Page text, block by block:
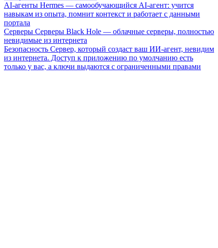
AI-агенты Hermes — самообучающийся AI-агент: учится
навыкам из опыта, помнит контекст и работает с данными
портала
Серверы Серверы Black Hole — облачные серверы, полностью
невидимые из интернета
Безопасность Сервер, который создаст ваш ИИ-агент, невидим
из интернета. Доступ к приложению по умолчанию есть
только у вас, а ключи выдаются с ограниченными правами